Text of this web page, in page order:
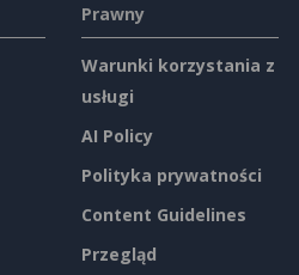
Prawny
Warunki korzystania z
usługi
AI Policy
Polityka prywatności
Content Guidelines
Przegląd